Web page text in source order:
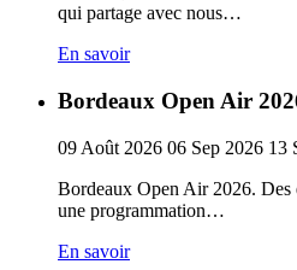
qui partage avec nous…
En savoir
Bordeaux Open Air
09 Août 2026 06 Sep 2026 13
Bordeaux Open Air 2026. Des
une programmation…
En savoir